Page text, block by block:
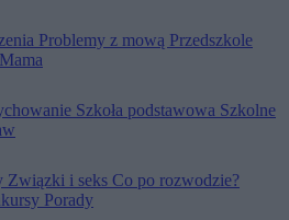
Problemy z mową Przedszkole
Szkoła podstawowa Szkolne
Związki i seks Co po rozwodzie?
Porady